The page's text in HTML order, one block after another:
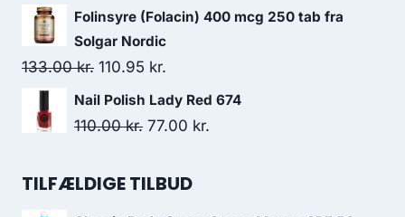
128.00 kr..
oprindelige
pris
var:
129.95 kr..
aktuelle
119.95 kr..
Folinsyre (Folacin) 400 mcg 250 tab fra
Solgar Nordic
133.00kr. Den
oprindelige
pris
133.00 kr..
110.95 kr.
aktuelle
pris
110.95 kr..
Nail Polish Lady Red 674
110.00kr. Den
pris
77.00 kr.
TILFÆLDIGE TILBUD